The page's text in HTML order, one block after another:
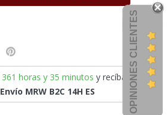
361 horas y 35 minutos y recíbalo
Envío MRW B2C 14H ES OPINIONES CLIENTES